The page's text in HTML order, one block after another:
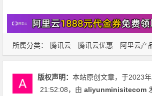
所属分类： 腾讯云 腾讯云优惠 阿里云产
版权声明：本站原创文章，于2023
21:52:08，由aliyunminisitecom